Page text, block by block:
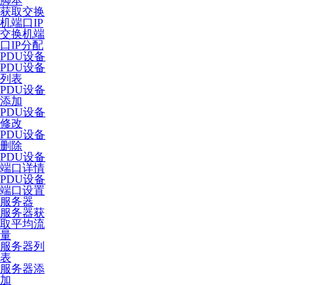
获取交换
机端口IP
交换机端
口IP分配
PDU设备
PDU设备
列表
PDU设备
添加
PDU设备
修改
PDU设备
删除
PDU设备
端口详情
PDU设备
端口设置
服务器
服务器获
取平均流
量
服务器列
表
服务器添
加